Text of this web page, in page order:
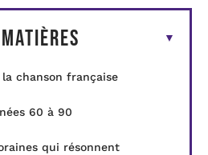
chanson française
60 à 90
qui résonnent